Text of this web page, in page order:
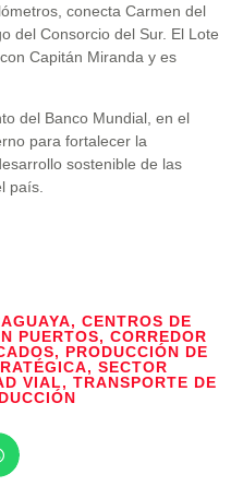
conecta Carmen del
del Consorcio del Sur. El Lote
Capitán Miranda y es
del Banco Mundial, en el
para fortalecer la
sostenible de las
país.
, CENTROS DE
PUERTOS, CORREDOR
, PRODUCCIÓN DE
, SECTOR
VIAL, TRANSPORTE DE